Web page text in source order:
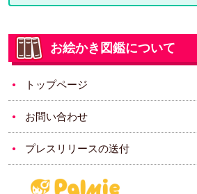
お絵かき図鑑について
トップページ
お問い合わせ
プレスリリースの送付